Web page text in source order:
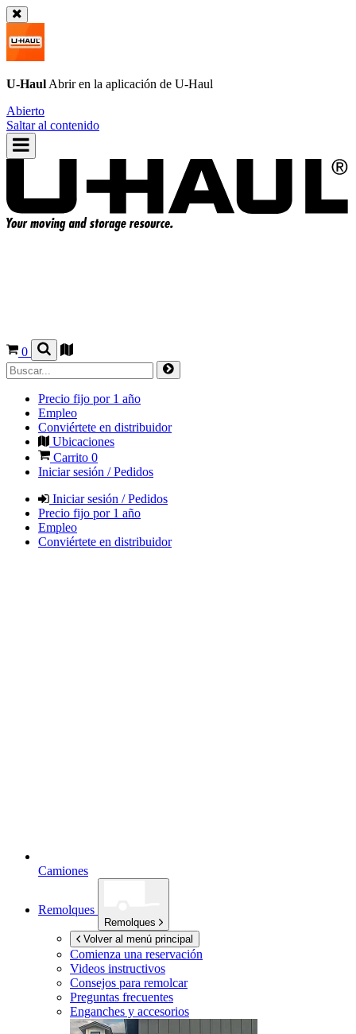
U-Haul Abrir en la aplicación de U-Haul
Abierto
Saltar al contenido
0
Precio fijo por 1 año
Empleo
Conviértete en distribuidor
Ubicaciones
Carrito 0
Iniciar sesión / Pedidos
Iniciar sesión / Pedidos
Precio fijo por 1 año
Empleo
Conviértete en distribuidor
Camiones
Remolques
Remolques
Volver al menú principal
Comienza una reservación
Videos instructivos
Consejos para remolcar
Preguntas frecuentes
Enganches y accesorios